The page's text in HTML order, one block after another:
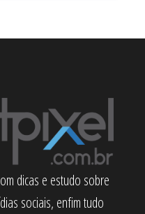
dicas e estudo sobre
sociais, enfim tudo